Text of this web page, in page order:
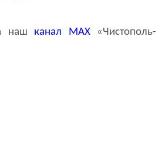
наш канал MAX«Чистополь-